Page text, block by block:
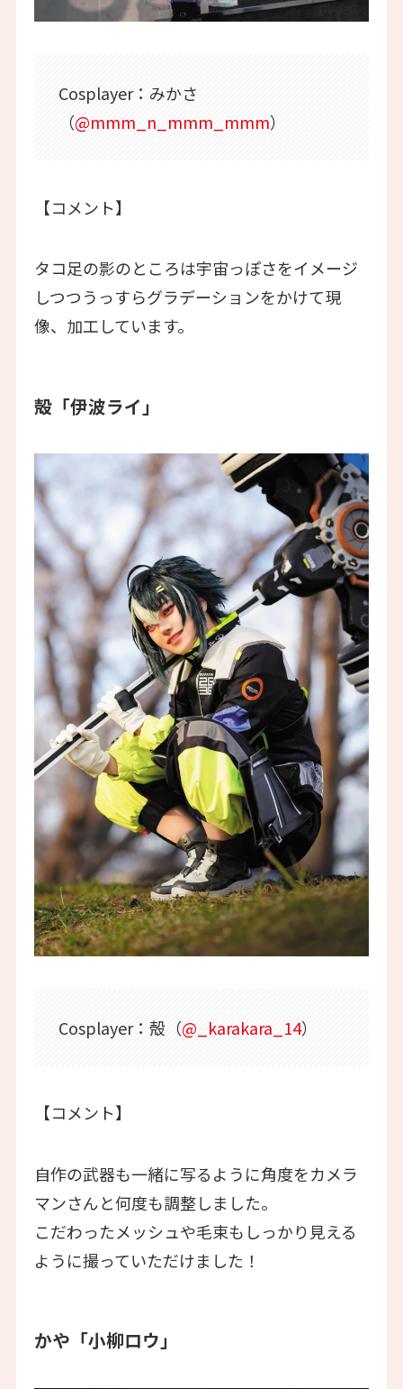
Cosplayer：みかさ
（@mmm_n_mmm_mmm）
【コメント】
タコ足の影のところは宇宙っぽさをイメージ
しつつうっすらグラデーションをかけて現
像、加工しています。
殻「伊波ライ」
Cosplayer：殻（@_karakara_14）
【コメント】
自作の武器も一緒に写るように角度をカメラ
マンさんと何度も調整しました。
こだわったメッシュや毛束もしっかり見える
ように撮っていただけました！
かや「小柳ロウ」